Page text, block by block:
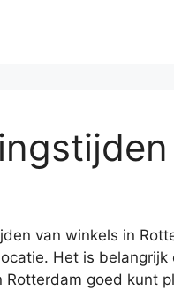
van winkels in
Het is
Rotterdam goed kunt